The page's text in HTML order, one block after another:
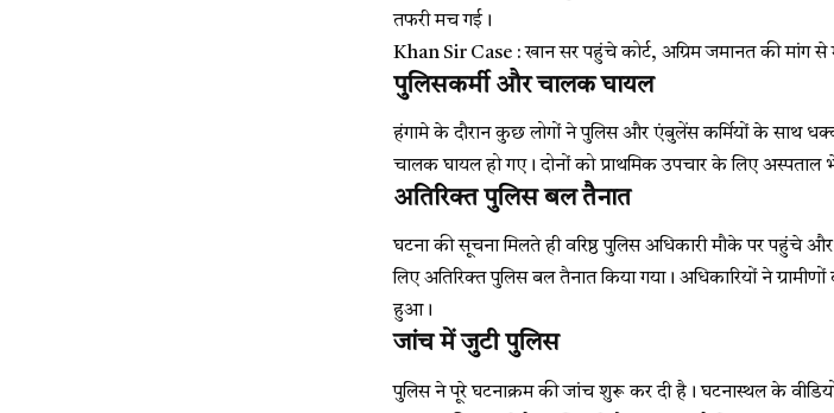
तफरी मच गई।
Khan Sir Case : खान सर पहुंचे कोर्ट, अग्रिम जमानत की मांग से
पुलिसकर्मी और चालक घायल
हंगामे के दौरान कुछ लोगों ने पुलिस और एंबुलेंस कर्मियों के साथ
चालक घायल हो गए। दोनों को प्राथमिक उपचार के लिए अस्पताल
अतिरिक्त पुलिस बल तैनात
घटना की सूचना मिलते ही वरिष्ठ पुलिस अधिकारी मौके पर पहुंचे
लिए अतिरिक्त पुलिस बल तैनात किया गया। अधिकारियों ने
हुआ।
जांच में जुटी पुलिस
पुलिस ने पूरे घटनाक्रम की जांच शुरू कर दी है। घटनास्थल के